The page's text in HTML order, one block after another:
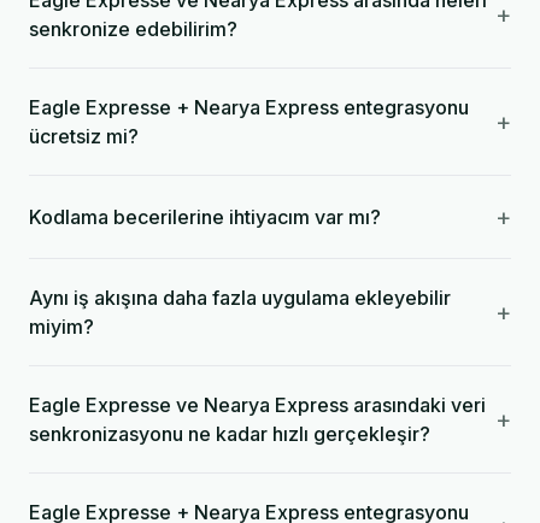
senkronize edebilirim?
+
Eagle Expresse + Nearya Express entegrasyonu
ücretsiz mi?
+
Kodlama becerilerine ihtiyacım var mı? +
Aynı iş akışına daha fazla uygulama ekleyebilir
miyim?
+
Eagle Expresse ve Nearya Express arasındaki veri
senkronizasyonu ne kadar hızlı gerçekleşir?
+
Eagle Expresse + Nearya Express entegrasyonu